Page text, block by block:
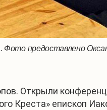
предоставлено
Открыли
Креста» епископ